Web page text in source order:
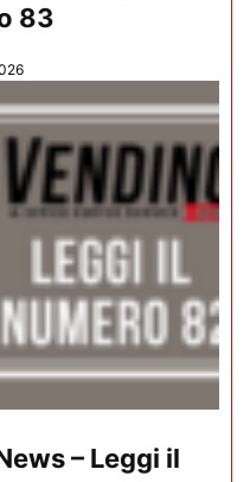
83
– Leggi il